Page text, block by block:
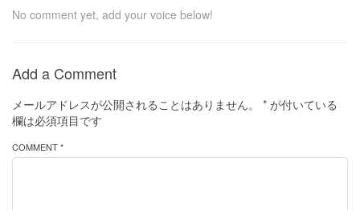
No comment yet, add your voice below!
Add a Comment
メールアドレスが公開されることはありません。 * が付いている
欄は必須項目です
COMMENT *